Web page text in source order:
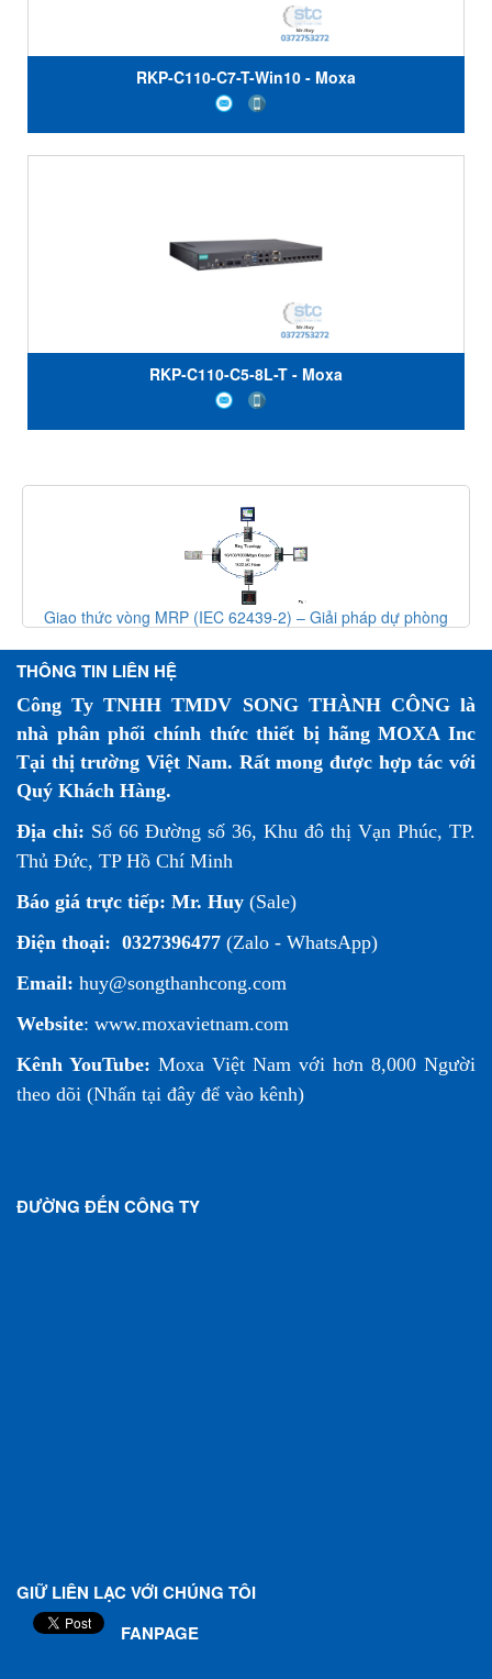
RKP-C110-C7-T-Win10 - Moxa
RKP-C110-C5-8L-T - Moxa
Giao thức vòng MRP (IEC 62439-2) – Giải pháp dự phòng
THÔNG TIN LIÊN HỆ
Công Ty TNHH TMDV SONG THÀNH CÔNG là
nhà phân phối chính thức thiết bị hãng MOXA Inc
Tại thị trường Việt Nam. Rất mong được hợp tác với
Quý Khách Hàng.
Địa chỉ: Số 66 Đường số 36, Khu đô thị Vạn Phúc, TP.
Thủ Đức, TP Hồ Chí Minh
Báo giá trực tiếp: Mr. Huy (Sale)
Điện thoại: 0327396477 (Zalo - WhatsApp)
Email: huy@songthanhcong.com
Website: www.moxavietnam.com
Kênh YouTube: Moxa Việt Nam với hơn 8,000 Người
theo dõi (Nhấn tại đây để vào kênh)
ĐƯỜNG ĐẾN CÔNG TY
GIỮ LIÊN LẠC VỚI CHÚNG TÔI
FANPAGE